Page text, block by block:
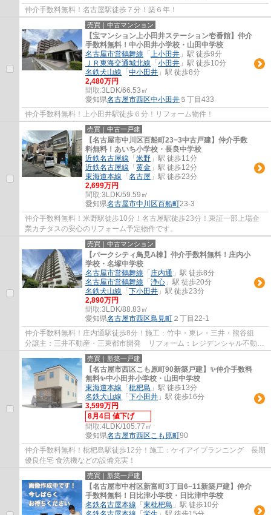
仲介手数料無料！名古屋駅徒歩７分！築６年！
売買｜中古マンション
【宝マンション上小田井ステーション壱番館】仲介
手数料無料！中小田井小学校・山田中学校
名古屋市営鶴舞線 「 上小田井 」駅 徒歩9分
ＪＲ東海交通城北線 「 小田井 」駅 徒歩10分
名鉄犬山線 「 中小田井 」駅 徒歩8分
2,480万円
間取:3LDK/66.53㎡
愛知県名古屋市西区中小田井 ５丁目433
仲介手数料無料！上小田井駅徒歩６分！リフォーム物件！
売買｜中古一戸建
【名古屋市中川区百船町23−3中古戸建】仲介手数
料無料！あいち小学校・長良中学校
近鉄名古屋線 「 米野 」駅 徒歩11分
近鉄名古屋線 「 黄金 」駅 徒歩12分
東海道本線 「 名古屋 」駅 徒歩23分
2,699万円
間取:3LDK/59.59㎡
愛知県名古屋市中川区百船町23-3
仲介手数料無料！米野駅徒歩10分！名古屋駅徒歩23分！東証一部上場企
業カチタスの安心のリフォーム予定物件です。
売買｜中古マンション
【パークシティ鳥見A棟】仲介手数料無料！庄内小
学校・名塚中学校
名古屋市営鶴舞線 「 庄内通 」駅 徒歩8分
名古屋市営鶴舞線 「 浄心 」駅 徒歩20分
名鉄犬山線 「 下小田井 」駅 徒歩23分
2,890万円
間取:3LDK/88.83㎡
愛知県名古屋市西区鳥見町 ２丁目22-1
仲介手数料無料！庄内通駅徒歩8分！施工：竹中・東レ・三井・熊谷組
分譲主：三井不動産・三東都市開発 リフォーム：レジデンシャル不動
産 アフターサービス保証のついた安心リフォ...
売買｜新築一戸建
【名古屋市西区こも原町90新築戸建】✨️仲介手数料
無料✨️中小田井小学校・山田中学校
東海道本線 「 枇杷島 」駅 徒歩13分
名鉄犬山線 「 下小田井 」駅 徒歩16分
3,599万円
8月4日 値下げ
間取:4LDK/105.77㎡
愛知県名古屋市西区こも原町90
仲介手数料無料！枇杷島駅徒歩12分！施工：ケイアイプランニング 長期
優良住宅 食洗機などの設備充実！
売買｜新築一戸建
【名古屋市中村区新富町3丁目6−11新築戸建】仲介
手数料無料！日比津小学校・日比津中学校
名鉄名古屋本線 「 東枇杷島 」駅 徒歩10分